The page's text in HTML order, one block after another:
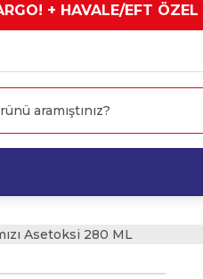
+ HAVALE/EFT
Asetoksi 280 ML